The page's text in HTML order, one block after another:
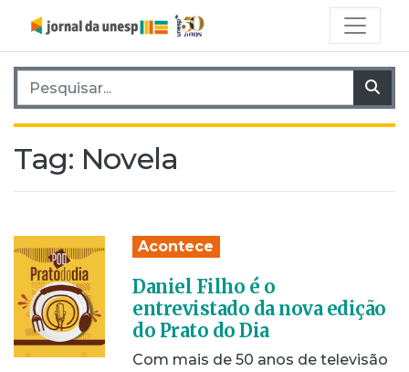
Pesquisar por:
Tag: Novela
Acontece
Daniel Filho é o
entrevistado da nova edição
do Prato do Dia
Com mais de 50 anos de televisão